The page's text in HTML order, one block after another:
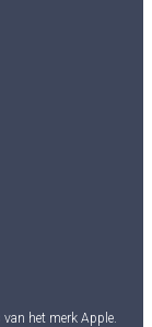
het merk Apple.